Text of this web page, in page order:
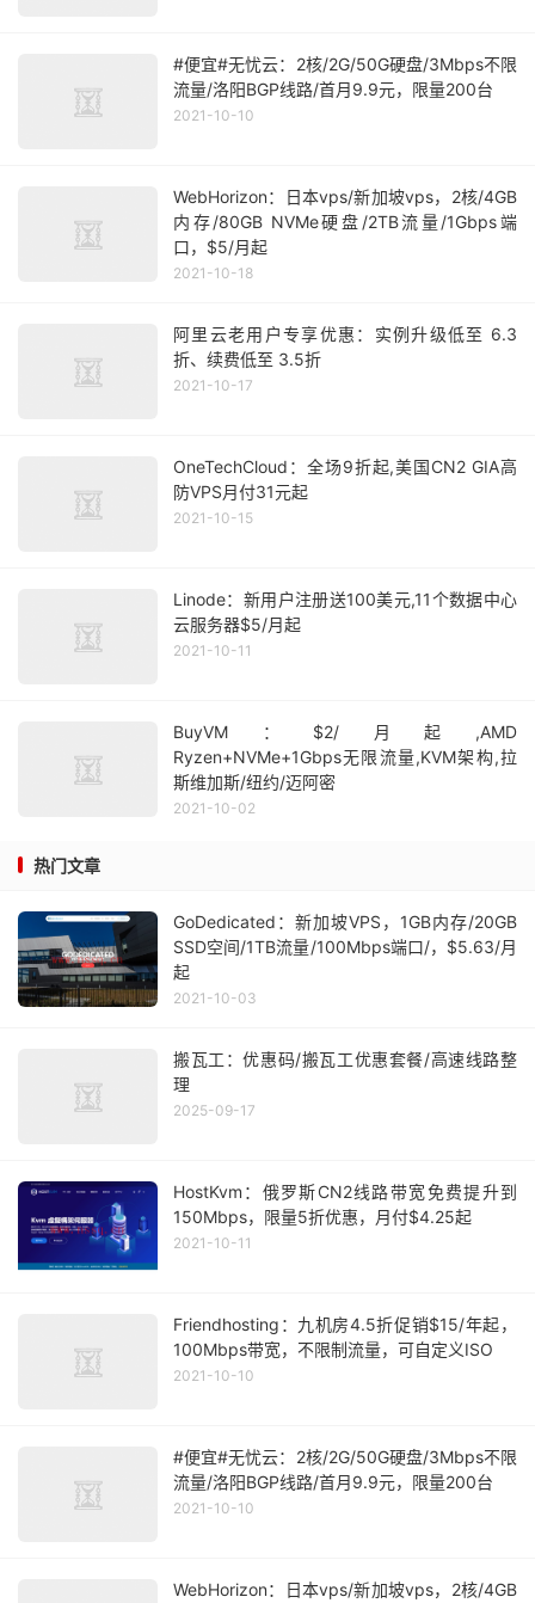
#便宜#无忧云：2核/2G/50G硬盘/3Mbps不限
流量/洛阳BGP线路/首月9.9元，限量200台
2021-10-10
WebHorizon：日本vps/新加坡vps，2核/4GB
内存/80GB NVMe硬盘/2TB流量/1Gbps端
口，$5/月起
2021-10-18
阿里云老用户专享优惠：实例升级低至 6.3
折、续费低至 3.5折
2021-10-17
OneTechCloud：全场9折起,美国CN2 GIA高
防VPS月付31元起
2021-10-15
Linode：新用户注册送100美元,11个数据中心
云服务器$5/月起
2021-10-11
BuyVM：$2/月起,AMD
Ryzen+NVMe+1Gbps无限流量,KVM架构,拉
斯维加斯/纽约/迈阿密
2021-10-02
热门文章
GoDedicated：新加坡VPS，1GB内存/20GB
SSD空间/1TB流量/100Mbps端口/，$5.63/月
起
2021-10-03
搬瓦工：优惠码/搬瓦工优惠套餐/高速线路整
理
2025-09-17
HostKvm：俄罗斯CN2线路带宽免费提升到
150Mbps，限量5折优惠，月付$4.25起
2021-10-11
Friendhosting：九机房4.5折促销$15/年起，
100Mbps带宽，不限制流量，可自定义ISO
2021-10-10
#便宜#无忧云：2核/2G/50G硬盘/3Mbps不限
流量/洛阳BGP线路/首月9.9元，限量200台
2021-10-10
WebHorizon：日本vps/新加坡vps，2核/4GB